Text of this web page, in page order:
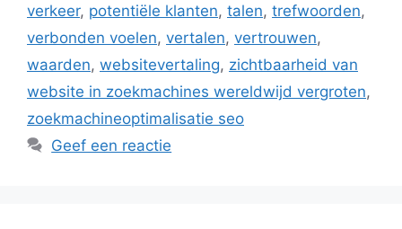
verkeer, potentiële klanten, talen, trefwoorden,
verbonden voelen, vertalen, vertrouwen,
waarden, websitevertaling, zichtbaarheid van
website in zoekmachines wereldwijd vergroten,
zoekmachineoptimalisatie seo
Geef een reactie